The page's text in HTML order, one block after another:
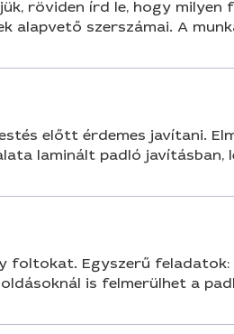
röviden írd le, hogy milyen
alapvető szerszámai. A
előtt érdemes javítani.
laminált padló
foltokat. Egyszerű
is felmerülhet a